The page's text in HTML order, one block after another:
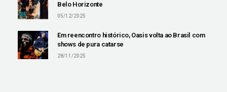
Belo Horizonte
05/12/2025
Em reencontro histórico, Oasis volta ao Brasil com
shows de pura catarse
28/11/2025